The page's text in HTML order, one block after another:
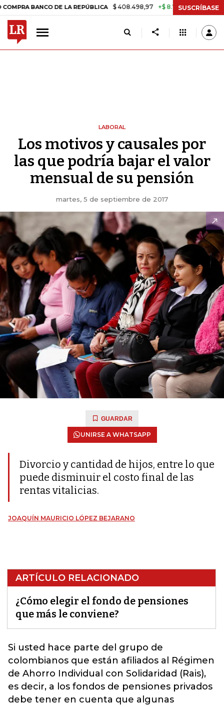
DE LA REPÚBLICA $ 408.498,97 +$ 8.753,81 +2,19% TASA
SUSCRÍBASE
LABORAL
Los motivos y causales por
las que podría bajar el valor
mensual de su pensión
martes, 5 de septiembre de 2017
GUARDAR
UNIRSE A WHATSAPP
Divorcio y cantidad de hijos, entre lo que
puede disminuir el costo final de las
rentas vitalicias.
JOAQUÍN MAURICIO LÓPEZ BEJARANO
ARTÍCULO RELACIONADO
¿Cómo elegir el fondo de pensiones
que más le conviene?
Si usted hace parte del grupo de
colombianos que están afiliados al Régimen
de Ahorro Individual con Solidaridad (Rais),
es decir, a los fondos de pensiones privados
debe tener en cuenta que algunas